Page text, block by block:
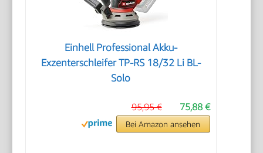
Einhell Professional Akku-
Exzenterschleifer TP-RS 18/32 Li BL-
Solo
75,88 €
95,95 €
Bei Amazon ansehen